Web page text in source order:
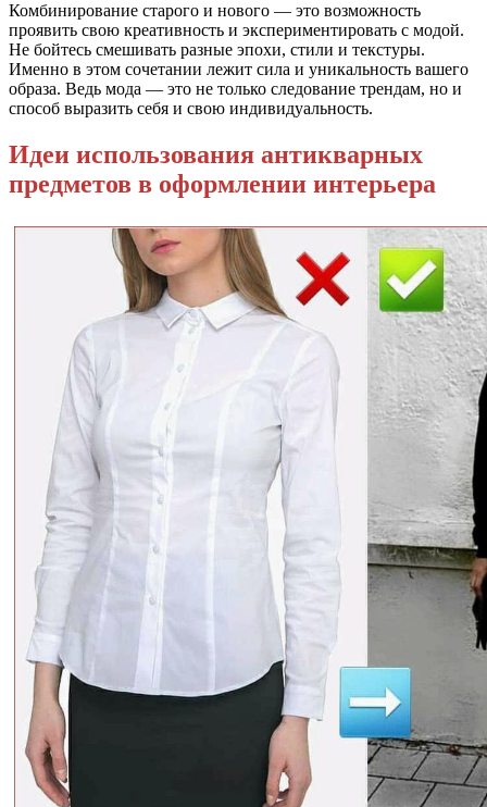
Комбинирование старого и нового — это возможность
проявить свою креативность и экспериментировать с модой.
Не бойтесь смешивать разные эпохи, стили и текстуры.
Именно в этом сочетании лежит сила и уникальность вашего
образа. Ведь мода — это не только следование трендам, но и
способ выразить себя и свою индивидуальность.
Идеи использования антикварных
предметов в оформлении интерьера